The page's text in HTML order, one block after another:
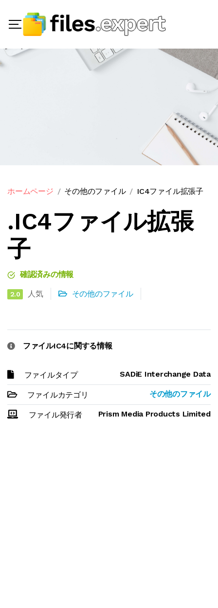
ホームページ その他のファイル IC4ファイル拡張子
.IC4ファイル拡張
子
確認済みの情報
2.0 人気 その他のファイル
ファイルIC4に関する情報
ファイルタイプ SADiE Interchange Data
ファイルカテゴリ その他のファイル
ファイル発行者 Prism Media Products Limited